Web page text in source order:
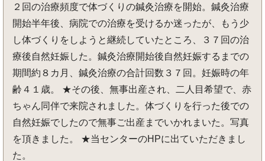
２回の治療頻度で体づくりの鍼灸治療を開始。鍼灸治療
開始半年後、病院での治療を受けるか迷ったが、もう少
し体づくりをしようと継続していたところ、３７回の治
療後自然妊娠した。鍼灸治療開始後自然妊娠するまでの
期間約８カ月、鍼灸治療の合計回数３７回。妊娠時の年
齢４１歳。 ★その後、無事出産され、二人目希望で、赤
ちゃん同伴で来院されました。体づくりを行った後での
自然妊娠でしたので無事ご出産までいかれまいた。写真
を頂きました。 ★当センターのHPに出ていただきまし
た。